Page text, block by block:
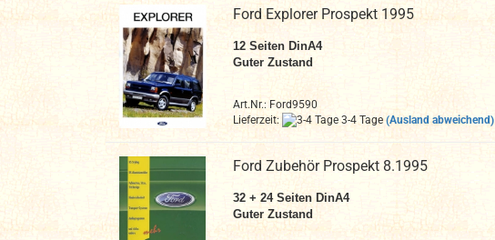
Ford Explorer Prospekt 1995
12 Seiten DinA4
Guter Zustand
Art.Nr.: Ford9590
Lieferzeit:
3-4 Tage (Ausland abweichend)
Ford Zubehör Prospekt 8.1995
32 + 24 Seiten DinA4
Guter Zustand